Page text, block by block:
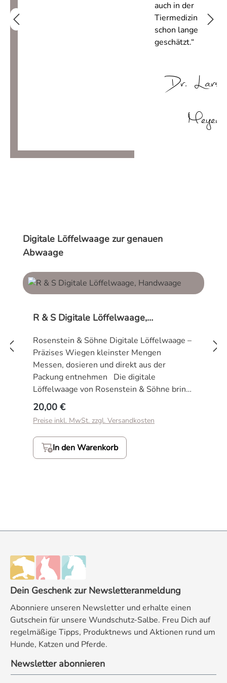
auch in der
Tiermedizin
schon lange
geschätzt.“
Dr. Lars
Meyer
Produktgalerie überspringen
Digitale Löffelwaage zur genauen
Abwaage
R & S Digitale Löffelwaage,
Rosenstein & Söhne Digitale Löffelwaage –
Präzises Wiegen kleinster Mengen
Messen, dosieren und direkt aus der
Packung entnehmen Die digitale
Löffelwaage von Rosenstein & Söhne bringt
höchste Präzision in Ihre Küche. Durch die
durchdachte Kombination aus einer
kompakten Handwaage und drei
auswechselbaren Wiegelöffeln gelingt das
exakte Dosieren feinster Zutaten mühelos
und hygienisch. Egal ob Gewürze, Kräuter,
oder Rührschüssel. Ob beim Kochen,
Backen, bei der Zubereitung von
Nahrungsergänzungsmitteln oder im
Hobbybereich – diese Handwaage verbindet
funktionale Vielseitigkeit mit
platzsparender Aufbewahrung. Die Vorteile
der digitalen Löffelwaage Eigenschaft
Vorteil Hohe Präzision (0,1 g) Erlaubt das
exakte Abmessen kleinster Mengen wie
Gewürze, Kräuter, Pulver oder Hefe. 3
Regulärer Preis:
20,00 €
Preise inkl. MwSt. zzgl. Versandkosten
In den Warenkorb
Dein Geschenk zur Newsletteranmeldung
Abonniere unseren Newsletter und erhalte einen
Gutschein für unsere Wundschutz-Salbe. Freu Dich auf
regelmäßige Tipps, Produktnews und Aktionen rund um
Hunde, Katzen und Pferde.
Newsletter abonnieren